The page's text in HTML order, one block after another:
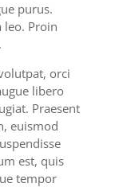
purus.
leo. Proin
orci
libero
Praesent
euismod
est, quis
tempor